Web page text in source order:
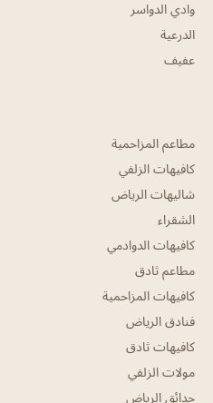
وادي الدواسر
الدرعية
عفيف
مطاعم المزاحمية
كافيهات الزلفي
شاليهات الرياض
الشقراء
كافيهات الدوادمي
مطاعم ثادق
كافيهات المزاحمية
فنادق الرياض
كافيهات ثادق
مولات الزلفي
حدائق الرياض